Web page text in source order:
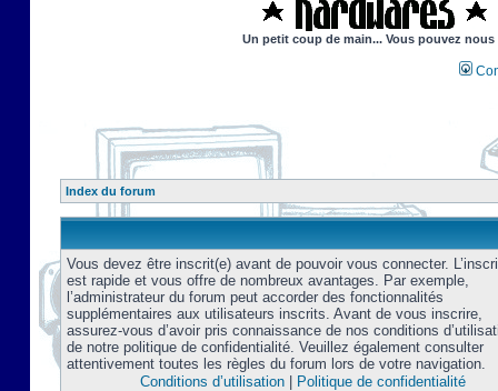
Un petit coup de main... Vous pouvez
Index du forum
Vous devez être inscrit(e) avant de pouvoir vous connecter.
est rapide et vous offre de nombreux avantages. Par exemple,
l’administrateur du forum peut accorder des fonctionnalités
supplémentaires aux utilisateurs inscrits. Avant de vous inscrire,
assurez-vous d’avoir pris connaissance de nos conditions
de notre politique de confidentialité. Veuillez également consulter
attentivement toutes les règles du forum lors de votre navigation.
Conditions d’utilisation| Politique de confidentialité